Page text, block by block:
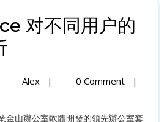
对不同用户的
对
不
Alex
WPS
| 0 Comment
|